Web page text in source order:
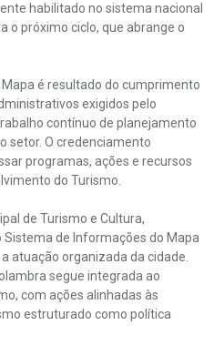
habilitado no sistema nacional
o próximo ciclo, que abrange o
é resultado do cumprimento
exigidos pelo
contínuo de planejamento
setor. O credenciamento
programas, ações e recursos
do Turismo.
de Turismo e Cultura,
de Informações do Mapa
atuação organizada da cidade.
segue integrada ao
com ações alinhadas às
estruturado como política